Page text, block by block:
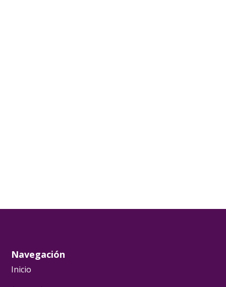
Navegación
Inicio